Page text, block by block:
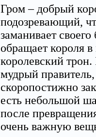
Гром – добрый
подозревающий,
заманивает
обращает короля
королевский
мудрый правитель,
скоропостижно
есть небольшой
после
очень важную